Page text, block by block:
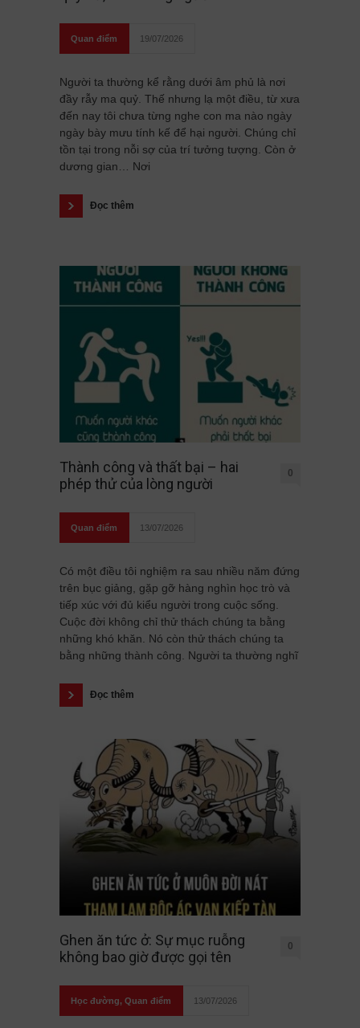
Quan điểm 19/07/2026
Người ta thường kể rằng dưới âm phủ là nơi
đầy rẫy ma quỷ. Thế nhưng lạ một điều, từ xưa
đến nay tôi chưa từng nghe con ma nào ngày
ngày bày mưu tính kế để hại người. Chúng chỉ
tồn tại trong nỗi sợ của trí tưởng tượng. Còn ở
dương gian… Nơi
Đọc thêm
Thành công và thất bại – hai
phép thử của lòng người
0
Quan điểm 13/07/2026
Có một điều tôi nghiệm ra sau nhiều năm đứng
trên bục giảng, gặp gỡ hàng nghìn học trò và
tiếp xúc với đủ kiểu người trong cuộc sống.
Cuộc đời không chỉ thử thách chúng ta bằng
những khó khăn. Nó còn thử thách chúng ta
bằng những thành công. Người ta thường nghĩ
Đọc thêm
Ghen ăn tức ở: Sự mục ruỗng
không bao giờ được gọi tên
0
Học đường, Quan điểm 13/07/2026